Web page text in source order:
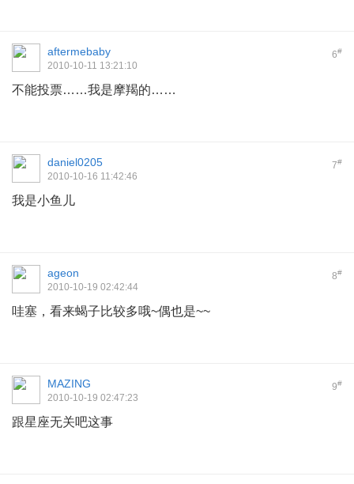
6#
aftermebaby
2010-10-11 13:21:10
不能投票……我是摩羯的……
7#
daniel0205
2010-10-16 11:42:46
我是小鱼儿
8#
ageon
2010-10-19 02:42:44
哇塞，看来蝎子比较多哦~偶也是~~
9#
MAZING
2010-10-19 02:47:23
跟星座无关吧这事